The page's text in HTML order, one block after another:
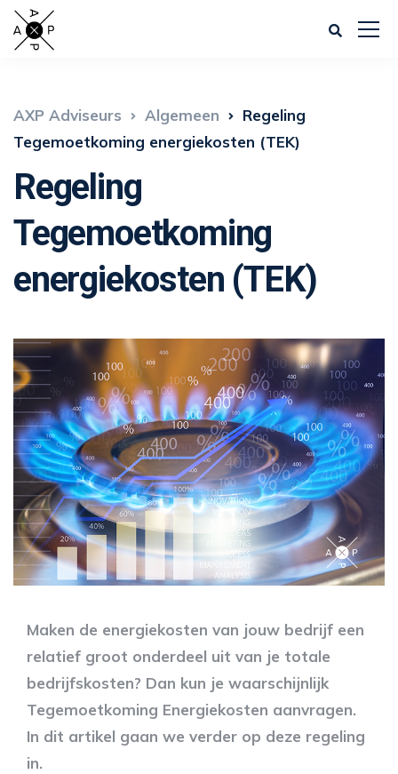
AXP Adviseurs Algemeen
Regeling
Tegemoetkoming energiekosten (TEK)
Regeling
Tegemoetkoming
energiekosten (TEK)
Maken de energiekosten van jouw bedrijf een
relatief groot onderdeel uit van je totale
bedrijfskosten? Dan kun je waarschijnlijk
Tegemoetkoming Energiekosten aanvragen.
In dit artikel gaan we verder op deze regeling
in.